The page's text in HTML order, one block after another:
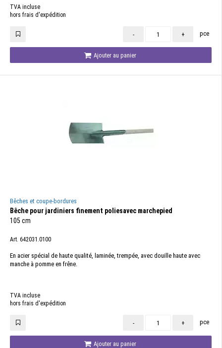
TVA incluse
hors frais d'expédition
- + pce
Ajouter au panier
Bêches et coupe-bordures
Bêche pour jardiniers finement poliesavec marchepied
105 cm
Art. 642031.0100
En acier spécial de haute qualité, laminée, trempée, avec douille haute avec
manche à pomme en frêne.
TVA incluse
hors frais d'expédition
- + pce
Ajouter au panier